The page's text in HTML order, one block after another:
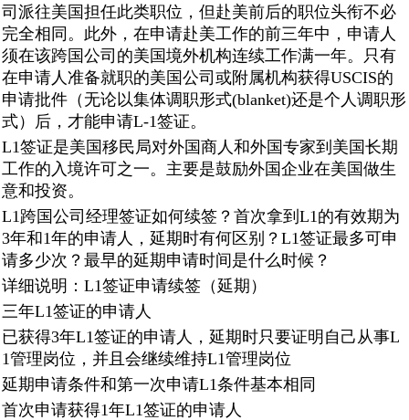
司派往美国担任此类职位，但赴美前后的职位头衔不必
完全相同。此外，在申请赴美工作的前三年中，申请人
须在该跨国公司的美国境外机构连续工作满一年。只有
在申请人准备就职的美国公司或附属机构获得USCIS的
申请批件（无论以集体调职形式(blanket)还是个人调职形
式）后，才能申请L-1签证。
L1签证是美国移民局对外国商人和外国专家到美国长期
工作的入境许可之一。主要是鼓励外国企业在美国做生
意和投资。
L1跨国公司经理签证如何续签？首次拿到L1的有效期为
3年和1年的申请人，延期时有何区别？L1签证最多可申
请多少次？最早的延期申请时间是什么时候？
详细说明：L1签证申请续签（延期）
三年L1签证的申请人
已获得3年L1签证的申请人，延期时只要证明自己从事L
1管理岗位，并且会继续维持L1管理岗位
延期申请条件和第一次申请L1条件基本相同
首次申请获得1年L1签证的申请人